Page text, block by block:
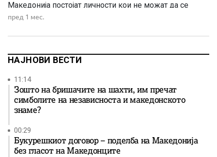
Македонија постојат личности кои не можат да се
сместат само во една биографска рамка. Тие не се
настаните во кои учествувале, туку поради
пред 1 мес.
НАЈНОВИ ВЕСТИ
11:14
Зошто на бришачите на шахти, им пречат
симболите на независноста и македонското
знаме?
00:29
Букурешкиот договор – поделба на Македонија
без гласот на Македонците